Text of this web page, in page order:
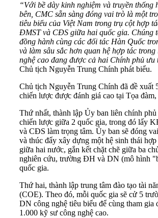
“Với bề dày kinh nghiệm và truyền thống
bên, CMC sẵn sàng đóng vai trò là một
tiêu biểu của Việt Nam trong trụ cột hợp
ĐMST và CĐS giữa hai quốc gia. Chúng
đồng hành cùng các đối tác Hàn Quốc
và làm sâu sắc hơn quan hệ hợp tác
nghệ cao đang được cả hai Chính phủ ưu
Chủ tịch Nguyễn Trung Chính phát biểu.
Chủ tịch Nguyễn Trung Chính đã đề xuất
chiến lược được đánh giá cao tại Tọa đàm,
Thứ nhất, thành lập Ủy ban liên chính phủ
chiến lược giữa 2 quốc gia, trong đó lấy
và CĐS làm trọng tâm. Ủy ban sẽ đóng
và thúc đẩy xây dựng một hệ sinh thái hợp
giữa hai nước, gắn kết chặt chẽ giữa ba
nghiên cứu, trường ĐH và DN (mô hình
quốc gia.
Thứ hai, thành lập trung tâm đào tạo tài
(COE). Theo đó, mỗi quốc gia sẽ cử 5
DN công nghệ tiêu biểu để cùng tham gia
1.000 kỹ sư công nghệ cao.